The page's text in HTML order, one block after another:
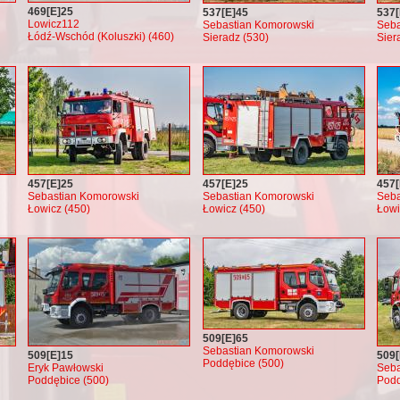
469[E]25
Lowicz112
Łódź-Wschód (Koluszki) (460)
537[E]45
Sebastian Komorowski
Sieradz (530)
457[E]25
Sebastian Komorowski
Łowicz (450)
457[E]25
Sebastian Komorowski
Łowicz (450)
509[E]15
Eryk Pawłowski
Poddębice (500)
509[E]65
Sebastian Komorowski
Poddębice (500)